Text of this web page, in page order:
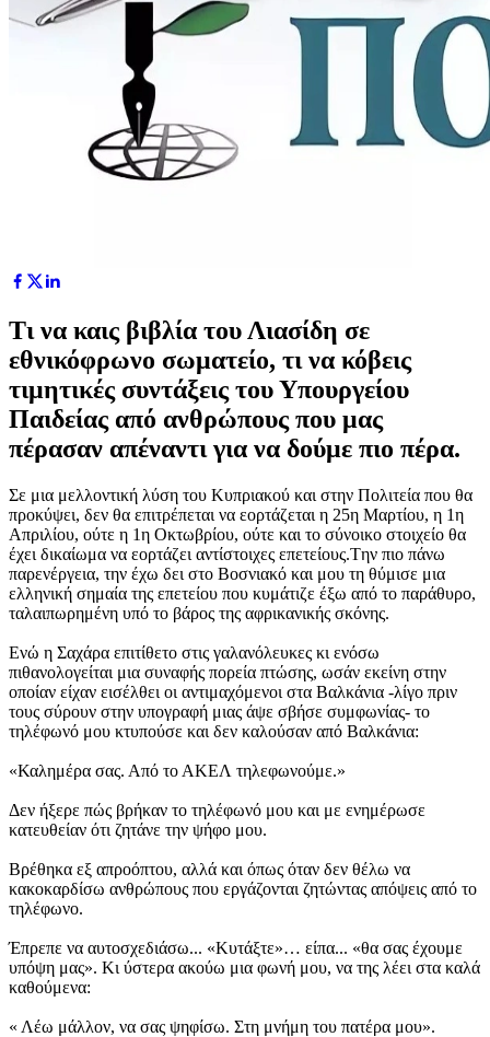
Τι να καις βιβλία του Λιασίδη σε
εθνικόφρωνο σωματείο, τι να κόβεις
τιμητικές συντάξεις του Υπουργείου
Παιδείας από ανθρώπους που μας
πέρασαν απέναντι για να δούμε πιο πέρα.
Σε μια μελλοντική λύση του Κυπριακού και στην Πολιτεία που θα
προκύψει, δεν θα επιτρέπεται να εορτάζεται η 25η Μαρτίου, η 1η
Απριλίου, ούτε η 1η Οκτωβρίου, ούτε και το σύνοικο στοιχείο θα
έχει δικαίωμα να εορτάζει αντίστοιχες επετείους.Tην πιο πάνω
παρενέργεια, την έχω δει στο Βοσνιακό και μου τη θύμισε μια
ελληνική σημαία της επετείου που κυμάτιζε έξω από το παράθυρο,
ταλαιπωρημένη υπό το βάρος της αφρικανικής σκόνης.
Ενώ η Σαχάρα επιτίθετο στις γαλανόλευκες κι ενόσω
πιθανολογείται μια συναφής πορεία πτώσης, ωσάν εκείνη στην
οποίαν είχαν εισέλθει οι αντιμαχόμενοι στα Βαλκάνια -λίγο πριν
τους σύρουν στην υπογραφή μιας άψε σβήσε συμφωνίας- το
τηλέφωνό μου κτυπούσε και δεν καλούσαν από Βαλκάνια:
«Καλημέρα σας. Από το ΑΚΕΛ τηλεφωνούμε.»
Δεν ήξερε πώς βρήκαν το τηλέφωνό μου και με ενημέρωσε
κατευθείαν ότι ζητάνε την ψήφο μου.
Βρέθηκα εξ απροόπτου, αλλά και όπως όταν δεν θέλω να
κακοκαρδίσω ανθρώπους που εργάζονται ζητώντας απόψεις από το
τηλέφωνο.
Έπρεπε να αυτοσχεδιάσω... «Κυτάξτε»… είπα... «θα σας έχουμε
υπόψη μας». Κι ύστερα ακούω μια φωνή μου, να της λέει στα καλά
καθούμενα:
« Λέω μάλλον, να σας ψηφίσω. Στη μνήμη του πατέρα μου».